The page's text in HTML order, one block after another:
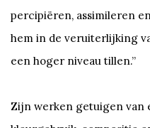
percipiëren, assimileren
hem in de veruiterlijking
een hoger niveau tillen.”
Zijn werken getuigen van